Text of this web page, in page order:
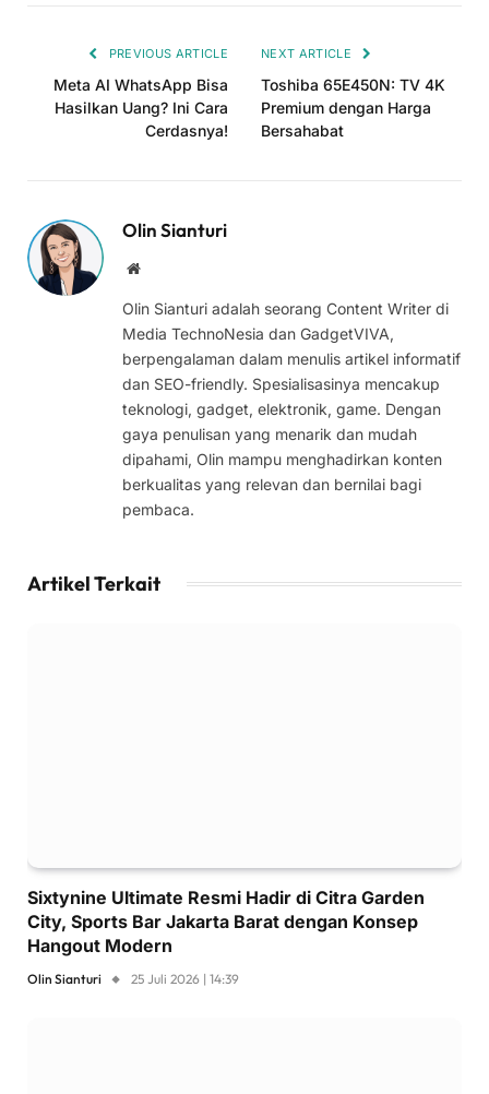
PREVIOUS ARTICLE
Meta AI WhatsApp Bisa
Hasilkan Uang? Ini Cara
Cerdasnya!
NEXT ARTICLE
Toshiba 65E450N: TV 4K
Premium dengan Harga
Bersahabat
Olin Sianturi
Website
Olin Sianturi adalah seorang Content Writer di
Media TechnoNesia dan GadgetVIVA,
berpengalaman dalam menulis artikel informatif
dan SEO-friendly. Spesialisasinya mencakup
teknologi, gadget, elektronik, game. Dengan
gaya penulisan yang menarik dan mudah
dipahami, Olin mampu menghadirkan konten
berkualitas yang relevan dan bernilai bagi
pembaca.
Artikel Terkait
Sixtynine Ultimate Resmi Hadir di Citra Garden
City, Sports Bar Jakarta Barat dengan Konsep
Hangout Modern
Olin Sianturi 25 Juli 2026 | 14:39